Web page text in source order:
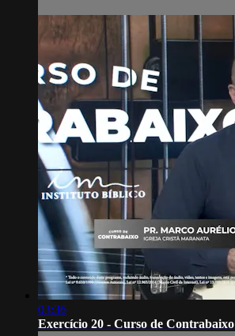
03:36
Exercício 20 - Curso de Contrabaixo